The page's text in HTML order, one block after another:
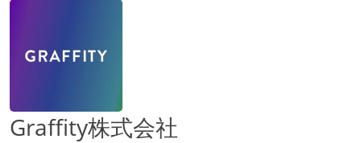
Graffity株式会社